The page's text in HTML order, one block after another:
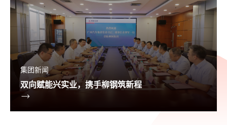
集团新闻
双向赋能兴实业，携手柳钢筑新程